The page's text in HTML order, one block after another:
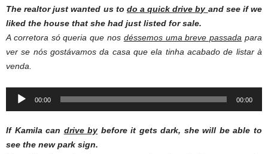
The realtor just wanted us to do a quick drive by and see if we
liked the house that she had just listed for sale.
A corretora só queria que nos déssemos uma breve passada para
ver se nós gostávamos da casa que ela tinha acabado de listar à
venda.
Audio
00:00 00:00
If Kamila can drive by before it gets dark, she will be able to
see the new park sign.